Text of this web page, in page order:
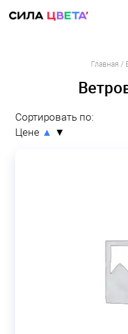
Главная /
Сортировать по:
Цене ▲ ▼